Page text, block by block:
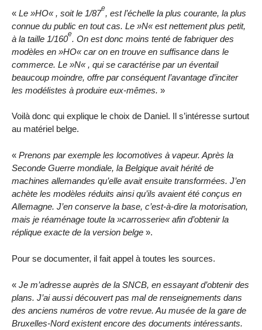
« Le »HO« , soit le 1/87e, est l’échelle la plus courante, la plus
connue du public en tout cas. Le »N« est nettement plus petit,
à la taille 1/160e. On est donc moins tenté de fabriquer des
modèles en »HO« car on en trouve en suffisance dans le
commerce. Le »N« , qui se caractérise par un éventail
beaucoup moindre, offre par conséquent l’avantage d’inciter
les modélistes à produire eux-mêmes. »
Voilà donc qui explique le choix de Daniel. Il s’intéresse surtout
au matériel belge.
« Prenons par exemple les locomotives à vapeur. Après la
Seconde Guerre mondiale, la Belgique avait hérité de
machines allemandes qu’elle avait ensuite transformées. J’en
achète les modèles réduits ainsi qu’ils avaient été conçus en
Allemagne. J’en conserve la base, c’est-à-dire la motorisation,
mais je réaménage toute la »carrosserie« afin d’obtenir la
réplique exacte de la version belge ».
Pour se documenter, il fait appel à toutes les sources.
« Je m’adresse auprès de la SNCB, en essayant d’obtenir des
plans. J’ai aussi découvert pas mal de renseignements dans
des anciens numéros de votre revue. Au musée de la gare de
Bruxelles-Nord existent encore des documents intéressants.